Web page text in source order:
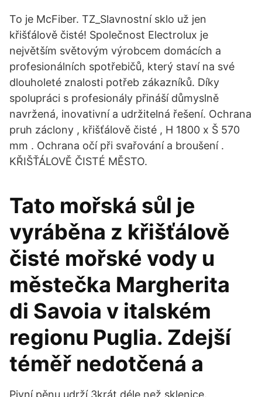
To je McFiber. TZ_Slavnostní sklo už jen
křišťálově čisté! Společnost Electrolux je
největším světovým výrobcem domácích a
profesionálních spotřebičů, který staví na své
dlouholeté znalosti potřeb zákazníků. Díky
spolupráci s profesionály přináší důmyslně
navržená, inovativní a udržitelná řešení. Ochrana
pruh záclony , křišťálově čisté , H 1800 x Š 570
mm . Ochrana očí při svařování a broušení .
KŘIŠŤÁLOVĚ ČISTÉ MĚSTO.
Tato mořská sůl je
vyráběna z křišťálově
čisté mořské vody u
městečka Margherita
di Savoia v italském
regionu Puglia. Zdejší
téměř nedotčená a
Pivní pěnu udrží 3krát déle než sklenice.